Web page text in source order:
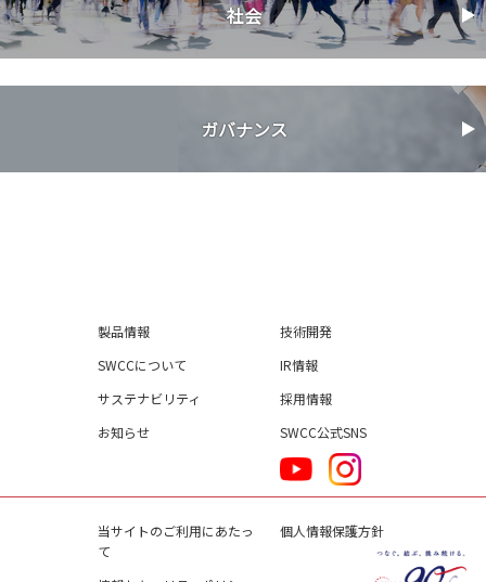
社会
ガバナンス
製品情報
技術開発
SWCCについて
IR情報
サステナビリティ
採用情報
お知らせ
SWCC公式SNS
当サイトのご利用にあたっ
て
個人情報保護方針